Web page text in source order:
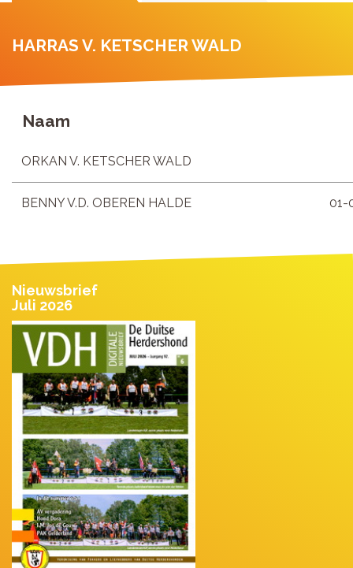
HARRAS V. KETSCHER WALD
Naam
ORKAN V. KETSCHER WALD
BENNY V.D. OBEREN HALDE 01-
Nieuwsbrief
Juli 2026